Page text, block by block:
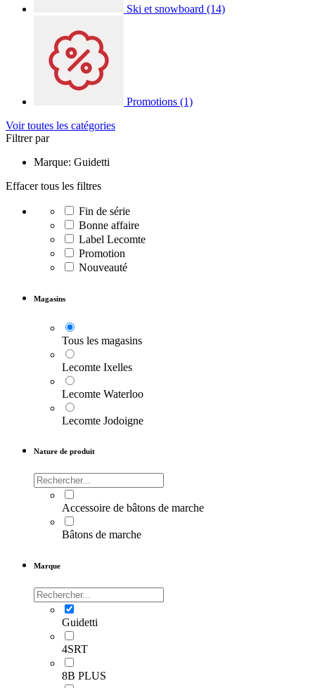
Ski et snowboard (14)
Promotions (1)
Voir toutes les catégories
Filtrer par
Marque: Guidetti
Effacer tous les filtres
Fin de série
Bonne affaire
Label Lecomte
Promotion
Nouveauté
Magasins
Tous les magasins
Lecomte Ixelles
Lecomte Waterloo
Lecomte Jodoigne
Nature de produit
Accessoire de bâtons de marche
Bâtons de marche
Marque
Guidetti
4SRT
8B PLUS